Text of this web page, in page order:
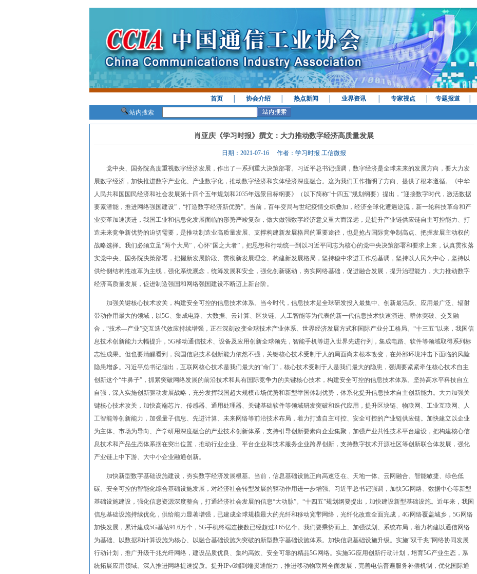
首页│ 协会介绍│ 热点新闻 业界资讯│ 专家视点│ 专题报道│
站内搜索
肖亚庆《学习时报》撰文：大力推动数字经济高质量发展
日期：2021-07-16 作者：学习时报 工信微报
党中央、国务院高度重视数字经济发展，作出了一系列重大决策部署。习近平总书记强调，数字经济是全球未来的发展方向，要大力发
展数字经济，加快推进数字产业化、产业数字化，推动数字经济和实体经济深度融合。这为我们工作指明了方向、提供了根本遵循。《中华
人民共和国国民经济和社会发展第十四个五年规划和2035年远景目标纲要》（以下简称“十四五”规划纲要）提出，“迎接数字时代，激活数据
要素潜能，推进网络强国建设”，“打造数字经济新优势”。当前，百年变局与世纪疫情交织叠加，经济全球化遭遇逆流，新一轮科技革命和产
业变革加速演进，我国工业和信息化发展面临的形势严峻复杂，做大做强数字经济意义重大而深远，是提升产业链供应链自主可控能力、打
造未来竞争新优势的迫切需要，是推动制造业高质量发展、支撑构建新发展格局的重要途径，也是抢占国际竞争制高点、把握发展主动权的
战略选择。我们必须立足“两个大局”，心怀“国之大者”，把思想和行动统一到以习近平同志为核心的党中央决策部署和要求上来，认真贯彻落
实党中央、国务院决策部署，把握新发展阶段、贯彻新发展理念、构建新发展格局，坚持稳中求进工作总基调，坚持以人民为中心，坚持以
供给侧结构性改革为主线，强化系统观念，统筹发展和安全，强化创新驱动，夯实网络基础，促进融合发展，提升治理能力，大力推动数字
经济高质量发展，促进制造强国和网络强国建设不断迈上新台阶。
加强关键核心技术攻关，构建安全可控的信息技术体系。当今时代，信息技术是全球研发投入最集中、创新最活跃、应用最广泛、辐射
带动作用最大的领域，以5G、集成电路、大数据、云计算、区块链、人工智能等为代表的新一代信息技术快速演进、群体突破、交叉融
合，“技术—产业”交互迭代效应持续增强，正在深刻改变全球技术产业体系、世界经济发展方式和国际产业分工格局。“十三五”以来，我国信
息技术创新能力大幅提升，5G移动通信技术、设备及应用创新全球领先，智能手机等进入世界先进行列，集成电路、软件等领域取得系列标
志性成果。但也要清醒看到，我国信息技术创新能力依然不强，关键核心技术受制于人的局面尚未根本改变，在外部环境冲击下面临的风险
隐患增多。习近平总书记指出，互联网核心技术是我们最大的“命门”，核心技术受制于人是我们最大的隐患，强调要紧紧牵住核心技术自主
创新这个“牛鼻子”，抓紧突破网络发展的前沿技术和具有国际竞争力的关键核心技术，构建安全可控的信息技术体系。坚持高水平科技自立
自强，深入实施创新驱动发展战略，充分发挥我国超大规模市场优势和新型举国体制优势，体系化提升信息技术自主创新能力。大力加强关
键核心技术攻关，加快高端芯片、传感器、通用处理器、关键基础软件等领域研发突破和迭代应用，提升区块链、物联网、工业互联网、人
工智能等创新能力，加强量子信息、先进计算、未来网络等前沿技术布局，着力打造自主可控、安全可控的产业链供应链。加快建立以企业
为主体、市场为导向、产学研用深度融合的产业技术创新体系，支持引导创新要素向企业集聚，加强产业共性技术平台建设，把构建核心信
息技术和产品生态体系摆在突出位置，推动行业企业、平台企业和技术服务企业跨界创新，支持数字技术开源社区等创新联合体发展，强化
产业链上中下游、大中小企业融通创新。
加快新型数字基础设施建设，夯实数字经济发展根基。当前，信息基础设施正向高速泛在、天地一体、云网融合、智能敏捷、绿色低
碳、安全可控的智能化综合基础设施发展，对经济社会转型发展的驱动作用进一步增强。习近平总书记强调，加快5G网络、数据中心等新型
基础设施建设，强化信息资源深度整合，打通经济社会发展的信息“大动脉”。“十四五”规划纲要提出，加快建设新型基础设施。近年来，我国
信息基础设施持续优化，供给能力显著增强，已建成全球规模最大的光纤和移动宽带网络，光纤化改造全面完成，4G网络覆盖城乡，5G网络
加快发展，累计建成5G基站91.6万个，5G手机终端连接数已经超过3.65亿个。我们要乘势而上、加强谋划、系统布局，着力构建以通信网络
为基础、以数据和计算设施为核心、以融合基础设施为突破的新型数字基础设施体系。加快信息基础设施升级。实施“双千兆”网络协同发展
行动计划，推广升级千兆光纤网络，建设品质优良、集约高效、安全可靠的精品5G网络。实施5G应用创新行动计划，培育5G产业生态，系
统拓展应用领域。深入推进网络提速提质。提升IPv6端到端贯通能力，推进移动物联网全面发展，完善电信普遍服务补偿机制，优化国际通